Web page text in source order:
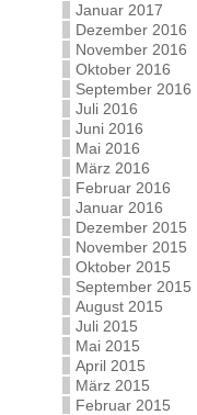
Januar 2017
Dezember 2016
November 2016
Oktober 2016
September 2016
Juli 2016
Juni 2016
Mai 2016
März 2016
Februar 2016
Januar 2016
Dezember 2015
November 2015
Oktober 2015
September 2015
August 2015
Juli 2015
Mai 2015
April 2015
März 2015
Februar 2015